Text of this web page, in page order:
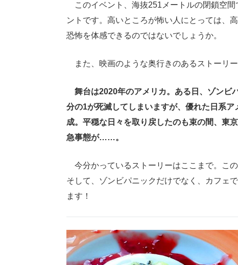
このイベント、海抜251メートルの閉鎖空間
ントです。高いところが怖い人にとっては、
恐怖を体感できるのではないでしょうか。
また、映画のような奥行きのあるストーリー
舞台は2020年のアメリカ。ある日、ゾンビ
分の1が死滅してしまいますが、優れた日系
成。平穏な日々を取り戻したのも束の間、東
急事態が……。
今分かっているストーリーはここまで。こ
そして、ゾンビパニックだけでなく、カフェ
ます！